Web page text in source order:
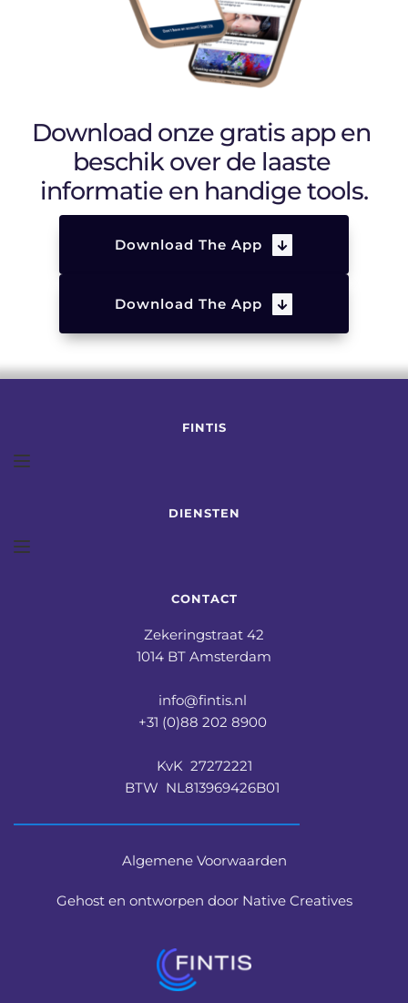
Download onze gratis app en
beschik over de laaste
informatie en handige tools.
Download The App
Download The App
FINTIS
DIENSTEN
CONTACT
Zekeringstraat 42
1014 BT Amsterdam
info@fintis.nl
+31 (0)88 202 8900
KvK  27272221
BTW  NL813969426B01
Algemene Voorwaarden
Gehost en ontworpen door Native Creatives